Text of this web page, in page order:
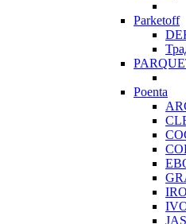
Parketoff
Poenta